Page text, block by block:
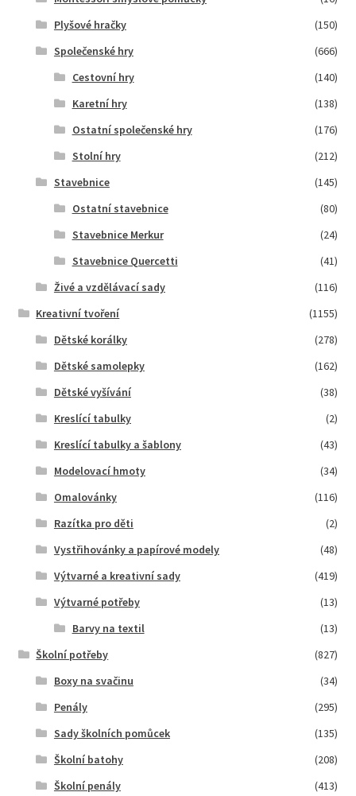
Plyšové hračky
(150)
Společenské hry
(666)
Cestovní hry
(140)
Karetní hry
(138)
Ostatní společenské hry
(176)
Stolní hry
(212)
Stavebnice
(145)
Ostatní stavebnice
(80)
Stavebnice Merkur
(24)
Stavebnice Quercetti
(41)
Živé a vzdělávací sady
(116)
Kreativní tvoření
(1155)
Dětské korálky
(278)
Dětské samolepky
(162)
Dětské vyšívání
(38)
Kreslící tabulky
(2)
Kreslící tabulky a šablony
(43)
Modelovací hmoty
(34)
Omalovánky
(116)
Razítka pro děti
(2)
Vystřihovánky a papírové modely
(48)
Výtvarné a kreativní sady
(419)
Výtvarné potřeby
(13)
Barvy na textil
(13)
Školní potřeby
(827)
Boxy na svačinu
(34)
Penály
(295)
Sady školních pomůcek
(135)
Školní batohy
(208)
Školní penály
(413)